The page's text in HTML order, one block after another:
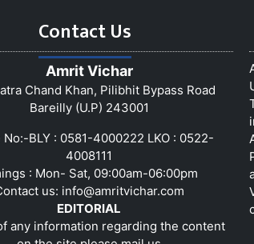
Contact Us
Amrit Vichar
Chand Khan, Pilibhit Bypass Road
Bareilly (U.P) 243001
No:-BLY : 0581-4000222 LKO : 0522-
4008111
: Mon- Sat, 09:00am-06:00pm
us: info@amritvichar.com
EDITORIAL
any information regarding the content